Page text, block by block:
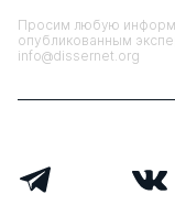
Просим любую
опубликованным
info@dissernet.org